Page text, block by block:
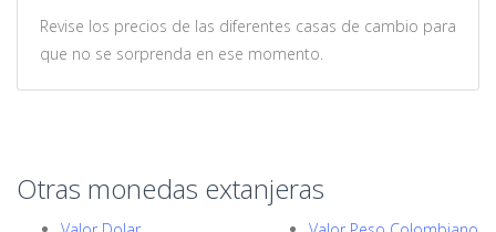
Revise los precios de las diferentes casas de cambio para
que no se sorprenda en ese momento.
Otras monedas extanjeras